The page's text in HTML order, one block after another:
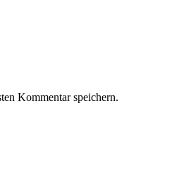
Kommentar speichern.